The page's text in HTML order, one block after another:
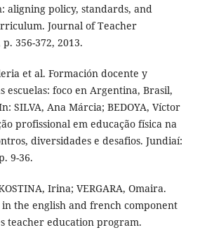
aligning policy, standards, and
Journal of Teacher
356-372, 2013.
et al. Formación docente y
escuelas: foco en Argentina, Brasil,
SILVA, Ana Márcia; BEDOYA, Víctor
profissional em educação física na
diversidades e desafios. Jundiaí:
9-36.
Irina; VERGARA, Omaira.
in the english and french component
teacher education program.